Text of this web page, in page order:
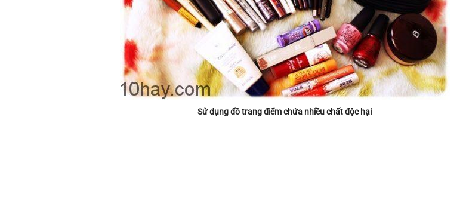
Sử dụng đồ trang điểm chứa nhiều chất độc hại